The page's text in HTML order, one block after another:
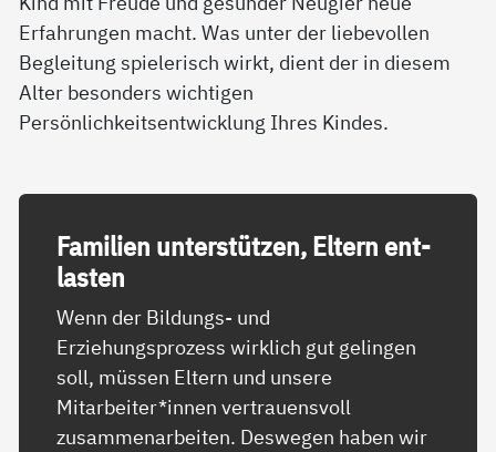
Erfahrungen macht. Was unter der liebevollen
Begleitung spielerisch wirkt, dient der in diesem
Alter besonders wichtigen
Persönlichkeitsentwicklung Ihres Kindes.
Fa­mi­li­en un­ter­stüt­zen, El­tern ent­
las­ten
Wenn der Bildungs- und
Erziehungsprozess wirklich gut gelingen
soll, müssen Eltern und unsere
Mitarbeiter*innen vertrauensvoll
zusammenarbeiten. Deswegen haben wir